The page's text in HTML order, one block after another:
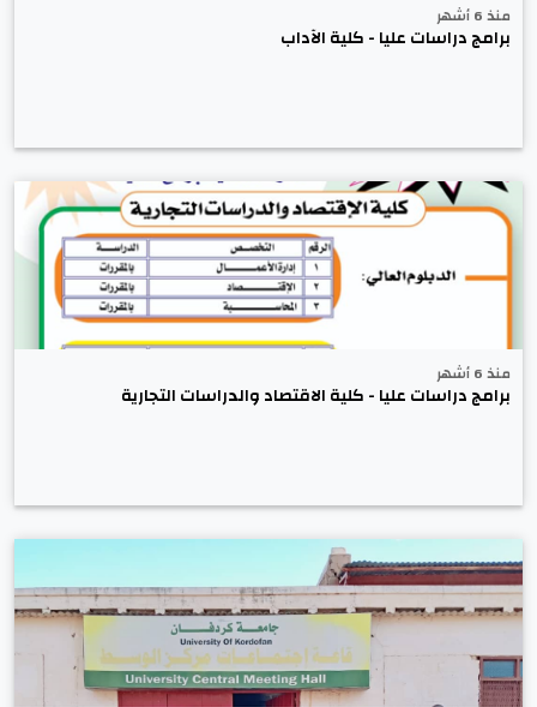
منذ 6 أشهر
برامج دراسات عليا - كلية الآداب
منذ 6 أشهر
برامج دراسات عليا - كلية الاقتصاد والدراسات التجارية